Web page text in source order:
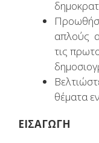
απλούς
τις
θέματα
ΕΙΣΑΓΩΓΗ